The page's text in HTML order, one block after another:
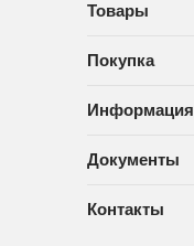
Товары
Покупка
Информация
Документы
Контакты